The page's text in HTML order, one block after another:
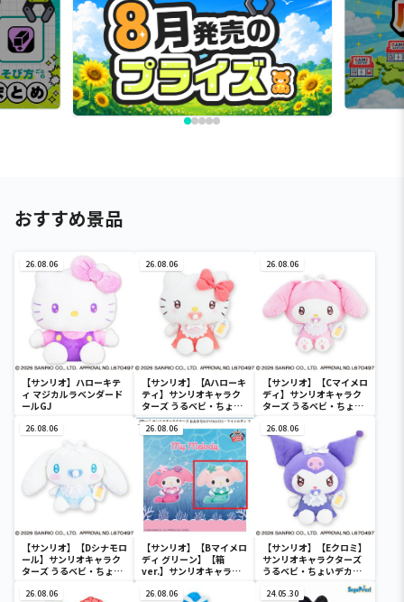
おすすめ景品
26.08.06
【サンリオ】ハローキテ
ィ マジカルラベンダード
ールGJ
26.08.06
【サンリオ】【Aハローキ
ティ】サンリオキャラク
ターズ うるベビ・ちょい
デカドール
26.08.06
【サンリオ】【Cマイメロ
ディ】サンリオキャラク
ターズ うるベビ・ちょい
26.08.06
【サンリオ】【Dシナモロ
ール】サンリオキャラク
ターズ うるベビ・ちょい
26.08.06
【サンリオ】【Bマイメロ
ディ グリーン】【箱
ver.】サンリオキャラク
SOFVIMATES～マイメロ
26.08.06
【サンリオ】【Eクロミ】
サンリオキャラクターズ
うるベビ・ちょいデカド
26.08.06 26.08.06 24.05.30